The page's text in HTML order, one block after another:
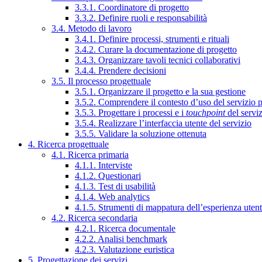
3.3.1. Coordinatore di progetto
3.3.2. Definire ruoli e responsabilità
3.4. Metodo di lavoro
3.4.1. Definire processi, strumenti e rituali
3.4.2. Curare la documentazione di progetto
3.4.3. Organizzare tavoli tecnici collaborativi
3.4.4. Prendere decisioni
3.5. Il processo progettuale
3.5.1. Organizzare il progetto e la sua gestione
3.5.2. Comprendere il contesto d’uso del servizio
3.5.3. Progettare i processi e i touchpointdel
3.5.4. Realizzare l’interfaccia utente del servizio
3.5.5. Validare la soluzione ottenuta
4. Ricerca progettuale
4.1. Ricerca primaria
4.1.1. Interviste
4.1.2. Questionari
4.1.3. Test di usabilità
4.1.4. Web analytics
4.1.5. Strumenti di mappatura dell’esperienza
4.2. Ricerca secondaria
4.2.1. Ricerca documentale
4.2.2. Analisi benchmark
4.2.3. Valutazione euristica
5. Progettazione dei servizi